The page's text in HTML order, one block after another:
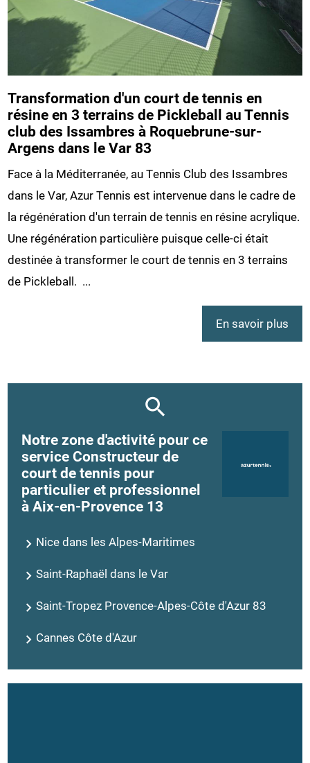
Transformation d'un court de tennis en
résine en 3 terrains de Pickleball au Tennis
club des Issambres à Roquebrune-sur-
Argens dans le Var 83
Face à la Méditerranée, au Tennis Club des Issambres
dans le Var, Azur Tennis est intervenue dans le cadre de
la régénération d'un terrain de tennis en résine acrylique.
Une régénération particulière puisque celle-ci était
destinée à transformer le court de tennis en 3 terrains
de Pickleball. ...
En savoir plus
Notre zone d'activité pour ce
service Constructeur de
court de tennis pour
particulier et professionnel
à Aix-en-Provence 13
Nice dans les Alpes-Maritimes
Saint-Raphaël dans le Var
Saint-Tropez Provence-Alpes-Côte d'Azur 83
Cannes Côte d'Azur